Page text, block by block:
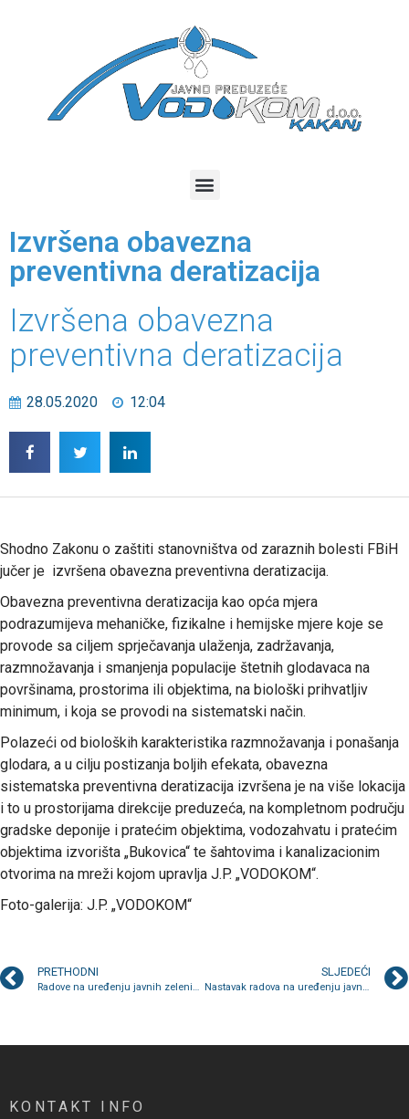
Izvršena obavezna
preventivna deratizacija
Izvršena obavezna
preventivna deratizacija
28.05.2020 12:04
Shodno Zakonu o zaštiti stanovništva od zaraznih bolesti FBiH
jučer je izvršena obavezna preventivna deratizacija.
Obavezna preventivna deratizacija kao opća mjera
podrazumijeva mehaničke, fizikalne i hemijske mjere koje se
provode sa ciljem sprječavanja ulaženja, zadržavanja,
razmnožavanja i smanjenja populacije štetnih glodavaca na
površinama, prostorima ili objektima, na biološki prihvatljiv
minimum, i koja se provodi na sistematski način.
Polazeći od bioloških karakteristika razmnožavanja i ponašanja
glodara, a u cilju postizanja boljih efekata, obavezna
sistematska preventivna deratizacija izvršena je na više lokacija
i to u prostorijama direkcije preduzeća, na kompletnom području
gradske deponije i pratećim objektima, vodozahvatu i pratećim
objektima izvorišta „Bukovica“ te šahtovima i kanalizacionim
otvorima na mreži kojom upravlja J.P. „VODOKOM“.
Foto-galerija: J.P. „VODOKOM“
PRETHODNI
Radove na uređenju javnih zelenih površina u gradu prekinule kišne padavine
SLJEDEĆI
Nastavak radova na uređenju javnih zelenih površina
KONTAKT INFO